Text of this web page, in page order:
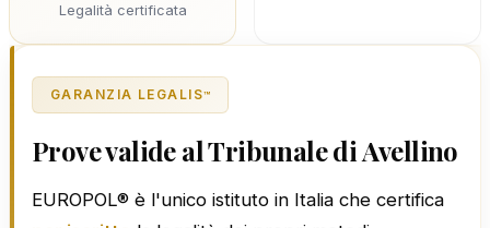
Legalità certificata
GARANZIA LEGALIS™
Prove valide al Tribunale di Avellino
EUROPOL® è l'unico istituto in Italia che certifica